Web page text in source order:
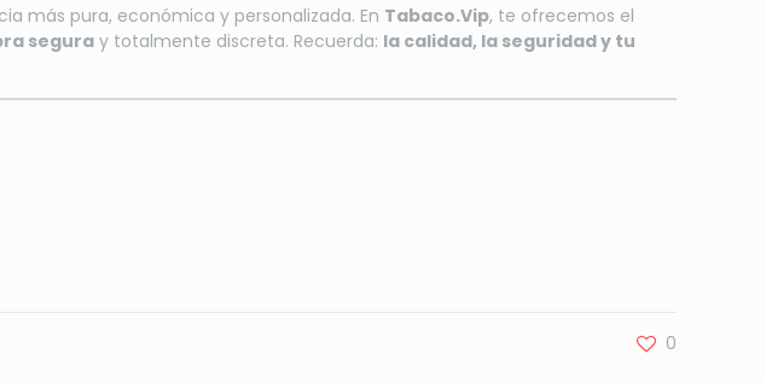
más pura, económica y personalizada. En Tabaco.Vip, te ofrecemos el
segura y totalmente discreta. Recuerda: la calidad, la seguridad y tu
0